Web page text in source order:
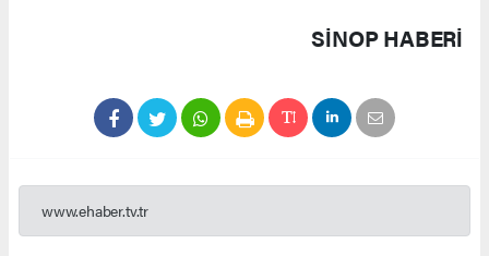
SINOP HABERİ
www.ehaber.tv.tr